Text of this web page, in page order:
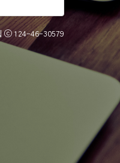
ⓒ 124-46-30579